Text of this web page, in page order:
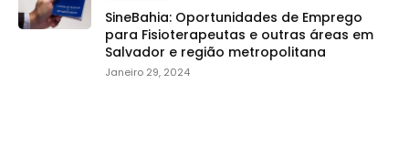
SineBahia: Oportunidades de Emprego
para Fisioterapeutas e outras áreas em
Salvador e região metropolitana
Janeiro 29, 2024